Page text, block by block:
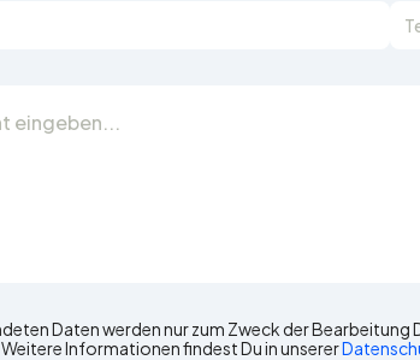
Daten werden nur zum Zweck der Bearbeitung
Informationen findest Du in unserer